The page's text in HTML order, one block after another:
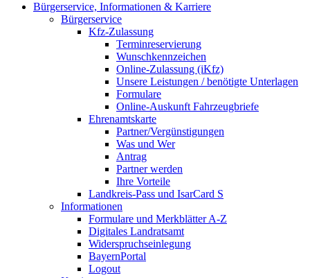
Bürgerservice, Informationen & Karriere
Bürgerservice
Kfz-Zulassung
Terminreservierung
Wunschkennzeichen
Online-Zulassung (iKfz)
Unsere Leistungen / benötigte Unterlagen
Formulare
Online-Auskunft Fahrzeugbriefe
Ehrenamtskarte
Partner/Vergünstigungen
Was und Wer
Antrag
Partner werden
Ihre Vorteile
Landkreis-Pass und IsarCard S
Informationen
Formulare und Merkblätter A-Z
Digitales Landratsamt
Widerspruchseinlegung
BayernPortal
Logout